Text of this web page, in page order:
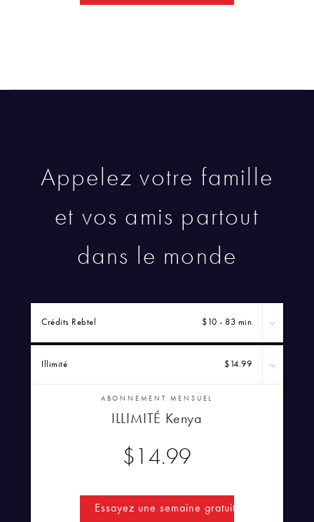
Appelez votre famille
et vos amis partout
dans le monde
Crédits Rebtel $10 - 83 min
Illimité $14.99
ABONNEMENT MENSUEL
ILLIMITÉ Kenya
$14.99
Essayez une semaine gratuitement